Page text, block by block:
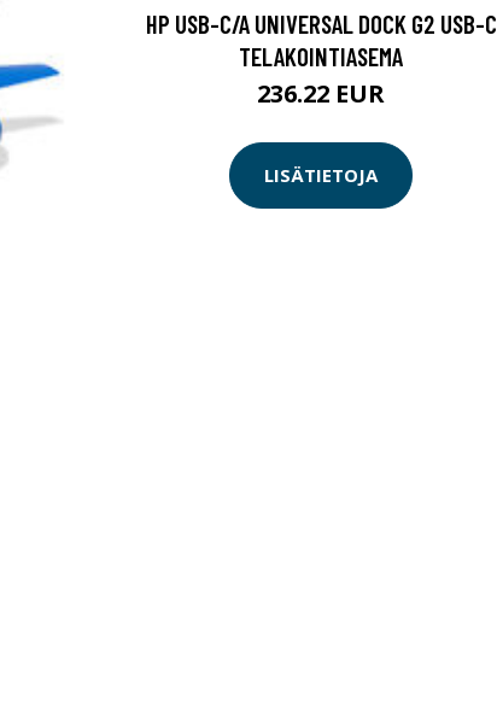
HP USB-C/A UNIVERSAL DOCK G2 USB-C
TELAKOINTIASEMA
236.22 EUR
LISÄTIETOJA